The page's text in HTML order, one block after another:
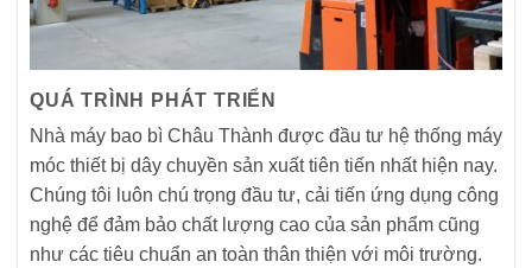
QUÁ TRÌNH PHÁT TRIỂN
Nhà máy bao bì Châu Thành được đầu tư hệ thống máy
móc thiết bị dây chuyền sản xuất tiên tiến nhất hiện nay.
Chúng tôi luôn chú trọng đầu tư, cải tiến ứng dụng công
nghệ để đảm bảo chất lượng cao của sản phẩm cũng
như các tiêu chuẩn an toàn thân thiện với môi trường.